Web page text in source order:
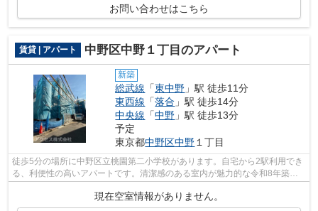
お問い合わせはこちら
賃貸 | アパート 中野区中野１丁目のアパート
新築
総武線 「東中野 」駅 徒歩11分
東西線 「落合 」駅 徒歩14分
中央線 「中野 」駅 徒歩13分
予定
東京都中野区中野 １丁目
徒歩5分の場所に中野区立桃園第二小学校があります。自宅から2駅利用でき
る、利便性の高いアパートです。清潔感のある室内が魅力的な令和8年築の
物件となっており、一押しです。最上階...
現在空室情報がありません。